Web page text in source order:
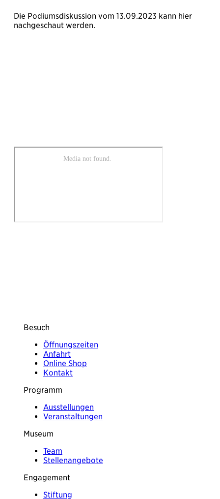
Die Podiumsdiskussion vom 13.09.2023 kann hier
nachgeschaut werden.
Besuch
Öffnungszeiten
Anfahrt
Online Shop
Kontakt
Programm
Ausstellungen
Veranstaltungen
Museum
Team
Stellenangebote
Engagement
Stiftung